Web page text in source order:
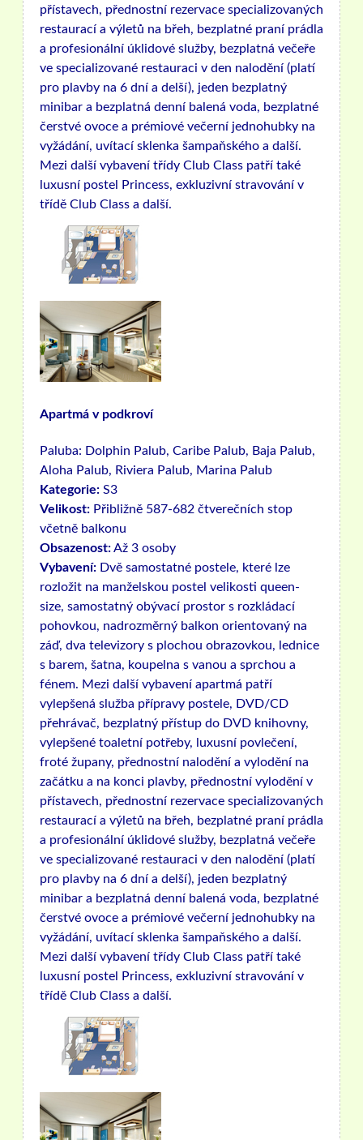
přístavech, přednostní rezervace specializovaných
restaurací a výletů na břeh, bezplatné praní prádla
a profesionální úklidové služby, bezplatná večeře
ve specializované restauraci v den nalodění (platí
pro plavby na 6 dní a delší), jeden bezplatný
minibar a bezplatná denní balená voda, bezplatné
čerstvé ovoce a prémiové večerní jednohubky na
vyžádání, uvítací sklenka šampaňského a další.
Mezi další vybavení třídy Club Class patří také
luxusní postel Princess, exkluzivní stravování v
třídě Club Class a další.
Apartmá v podkroví
Paluba: Dolphin Palub, Caribe Palub, Baja Palub,
Aloha Palub, Riviera Palub, Marina Palub
Kategorie: S3
Velikost: Přibližně 587-682 čtverečních stop
včetně balkonu
Obsazenost:Až 3 osoby
Vybavení: Dvě samostatné postele, které lze
rozložit na manželskou postel velikosti queen-
size, samostatný obývací prostor s rozkládací
pohovkou, nadrozměrný balkon orientovaný na
záď, dva televizory s plochou obrazovkou, lednice
s barem, šatna, koupelna s vanou a sprchou a
fénem. Mezi další vybavení apartmá patří
vylepšená služba přípravy postele, DVD/CD
přehrávač, bezplatný přístup do DVD knihovny,
vylepšené toaletní potřeby, luxusní povlečení,
froté župany, přednostní nalodění a vylodění na
začátku a na konci plavby, přednostní vylodění v
přístavech, přednostní rezervace specializovaných
restaurací a výletů na břeh, bezplatné praní prádla
a profesionální úklidové služby, bezplatná večeře
ve specializované restauraci v den nalodění (platí
pro plavby na 6 dní a delší), jeden bezplatný
minibar a bezplatná denní balená voda, bezplatné
čerstvé ovoce a prémiové večerní jednohubky na
vyžádání, uvítací sklenka šampaňského a další.
Mezi další vybavení třídy Club Class patří také
luxusní postel Princess, exkluzivní stravování v
třídě Club Class a další.